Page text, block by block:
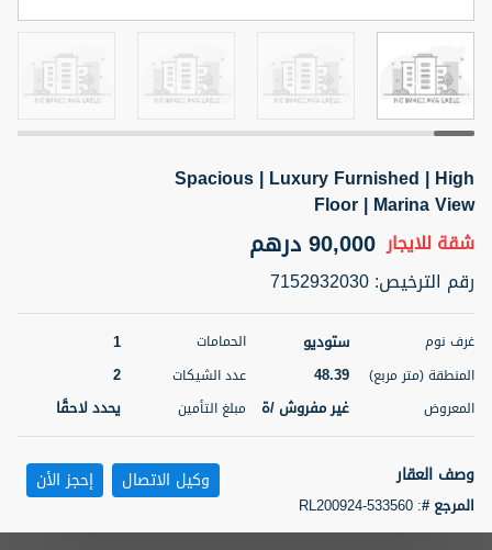
اسم الوسيط
NILOOFAR ABBAS VAKIL
رقم الوسيط
أتصل الأن
5 أشهر +
ELBRUS TOWER UNIT 2701 ON RENT
شقةللإيجار 95,000 درهم
سرير
1
71.39
المعروض
مفروش/ ة 2
اسم الوسيط
ABDEMANAF EQBALBHAI KHANBHAI
KHANBHAI EQBALBHAI SIRAJUDDIN
أتصل
الأن
5 أشهر +
Spacious | Luxury Furnished | High
Floor | Marina View
شقة للايجار 90,000 درهم
رقم الترخيص:
7152932030
غرف نوم ستوديو الحمامات 1
المنطقة (متر مربع) 48.39 عدد الشيكات 2
المعروض غير مفروش /ة مبلغ التأمين يحدد لاحقًا
وصف العقار
المرجع #:
RL200924-533560
وكيل الاتصال إحجز الأن تصفية المفضلة خريطة